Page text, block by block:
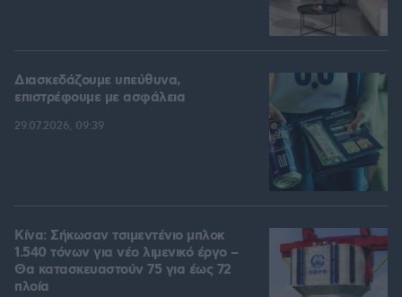
Διασκεδάζουμε υπεύθυνα,
επιστρέφουμε με ασφάλεια
29.07.2026, 09:39
Κίνα: Σήκωσαν τσιμεντένιο μπλοκ
1.540 τόνων για νέο λιμενικό έργο –
Θα κατασκευαστούν 75 για έως 72
πλοία